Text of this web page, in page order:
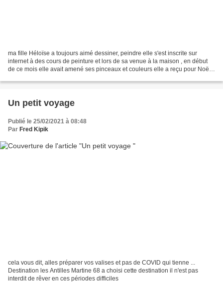
ma fille Héloïse a toujours aimé dessiner, peindre elle s'est inscrite sur
internet à des cours de peinture et lors de sa venue à la maison , en début
de ce mois elle avait amené ses pinceaux et couleurs elle a reçu pour Noël,
Un petit voyage
Publié le 25/02/2021 à 08:48
Par Fred Kipik
cela vous dit, alles préparer vos valises et pas de COVID qui tienne ...
Destination les Antilles Martine 68 a choisi cette destination il n'est pas
interdit de rêver en ces périodes difficiles